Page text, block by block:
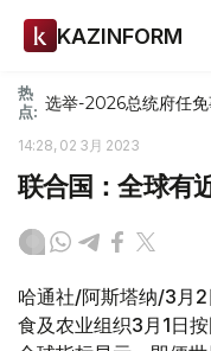
KAZINFORM
热
点: 选举-2026总统府任免
14:28, 02 3月 2023
联合国：全球有
哈通社/阿斯塔纳/3月
食及农业组织3月1日